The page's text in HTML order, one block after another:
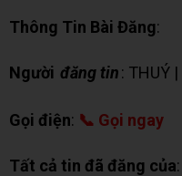
Thông Tin Bài Đăng:
Người đăng tin: THUÝ |
Gọi điện: 📞 Gọi ngay
Tất cả tin đã đăng của: